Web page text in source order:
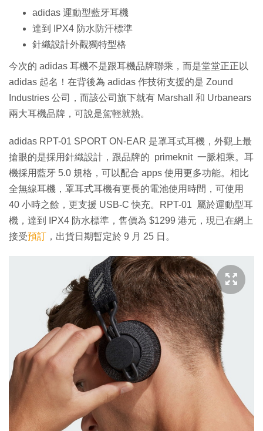
adidas 運動型藍牙耳機
達到 IPX4 防水防汗標準
針織設計外觀獨特型格
今次的 adidas 耳機不是跟耳機品牌聯乘，而是堂堂正正以
adidas 起名！在背後為 adidas 作技術支援的是 Zound
Industries 公司，而該公司旗下就有 Marshall 和 Urbanears
兩大耳機品牌，可說是駕輕就熟。
adidas RPT-01 SPORT ON-EAR 是罩耳式耳機，外觀上最
搶眼的是採用針織設計，跟品牌的 primeknit 一脈相乘。耳
機採用藍牙 5.0 規格，可以配合 apps 使用更多功能。相比
全無線耳機，罩耳式耳機有更長的電池使用時間，可使用
40 小時之餘，更支援 USB-C 快充。RPT-01 屬於運動型耳
機，達到 IPX4 防水標準，售價為 $1299 港元，現已在網上
接受預訂 ，出貨日期暫定於 9 月 25 日。